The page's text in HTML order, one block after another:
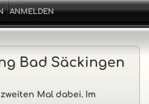
ANMELDEN
Bad Säckingen
Mal dabei. Im